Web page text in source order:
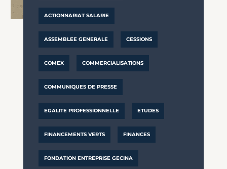
ACTIONNARIAT SALARIE
ASSEMBLEE GENERALE CESSIONS
COMEX COMMERCIALISATIONS
COMMUNIQUES DE PRESSE
EGALITE PROFESSIONNELLE ETUDES
FINANCEMENTS VERTS FINANCES
FONDATION ENTREPRISE GECINA